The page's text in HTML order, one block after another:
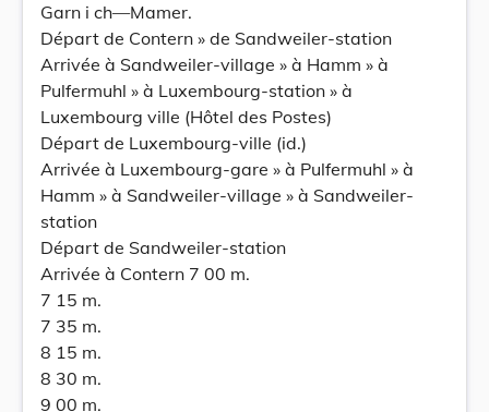
Garn i ch—Mamer.
Départ de Contern » de Sandweiler-station
Arrivée à Sandweiler-village » à Hamm » à
Pulfermuhl » à Luxembourg-station » à
Luxembourg ville (Hôtel des Postes)
Départ de Luxembourg-ville (id.)
Arrivée à Luxembourg-gare » à Pulfermuhl » à
Hamm » à Sandweiler-village » à Sandweiler-
station
Départ de Sandweiler-station
Arrivée à Contern 7 00 m.
7 15 m.
7 35 m.
8 15 m.
8 30 m.
9 00 m.